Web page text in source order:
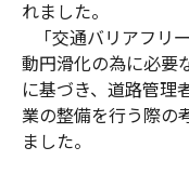
れました。
｢交通バリアフリ
動円滑化の為に必要
に基づき、道路管理
業の整備を行う際の
ました。